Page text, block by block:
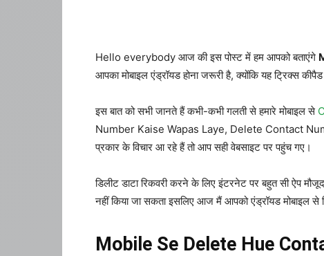
Hello everybody आज की इस पोस्ट में हम आपको बताएंगे
आपका मोबाइल एंड्रॉयड होना जरूरी है, क्योंकि यह ट्रिक्स
इस बात को सभी जानते हैं कभी-कभी गलती से हमारे मोबाइल से
Number Kaise Wapas Laye, Delete Contact
प्रकार के विचार आ रहे हैं तो आप सही वेबसाइट पर पहुंच गए।
डिलीट डाटा रिकवरी करने के लिए इंटरनेट पर बहुत सी ऐप
नहीं किया जा सकता इसलिए आज मैं आपको एंड्रॉयड मोबाइल से
Mobile Se Delete Hue